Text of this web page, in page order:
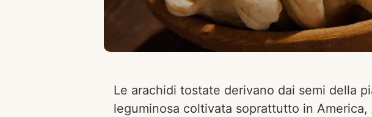
Le arachidi tostate derivano dai semi della
leguminosa coltivata soprattutto in